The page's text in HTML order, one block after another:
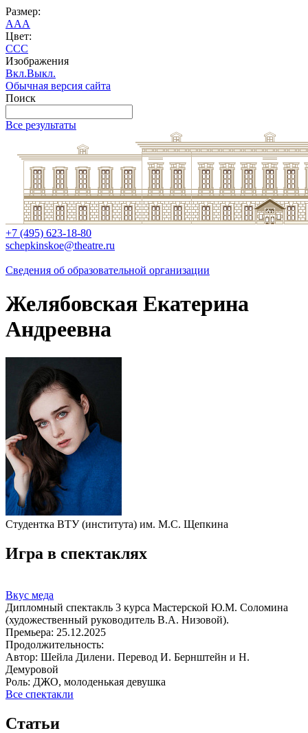
Размер:
AAA
Цвет:
CCC
Изображения
Вкл.Выкл.
Обычная версия сайта
Поиск
Все результаты
+7 (495) 623-18-80
schepkinskoe@theatre.ru
Сведения об образовательной организации
Желябовская Екатерина
Андреевна
Студентка ВТУ (института) им. М.С. Щепкина
Игра в спектаклях
Вкус меда
Дипломный спектакль 3 курса Мастерской Ю.М. Соломина
(художественный руководитель В.А. Низовой).
Премьера: 25.12.2025
Продолжительность:
Автор: Шейла Дилени. Перевод И. Бернштейн и Н.
Демуровой
Роль: ДЖО, молоденькая девушка
Все спектакли
Статьи